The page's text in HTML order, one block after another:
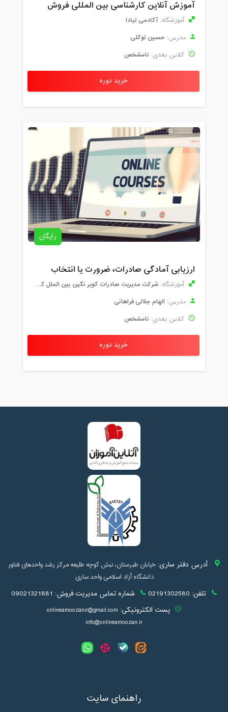
آموزش آنلاین کارشناسی بین المللی فروش
آموزشگاه: آکادمی تیادا
مدرس: حسین توکلی
کلاس بعدی: نامشخص
خرید دوره
رایگان
ارزیابی آمادگی صادرات، ضرورت یا انتخاب
آموزشگاه: شرکت مدیریت صادرات کویر نگین بین الملل کیهان
مدرس: الهام جلالی فراهانی
کلاس بعدی: نامشخص
خرید دوره
آدرس دفتر ساری:خیابان طبرستان، نبش کوچه طلیعه مرکز رشد واحدهای فناور
دانشگاه آزاد اسلامی واحد ساری
تلفن: 02191302580 شماره تماس مدیریت فروش: 09021321881
پست الکترونیکی: onlineamoozanir@gmail.com
info@onlineamoozan.ir
راهنمای سایت